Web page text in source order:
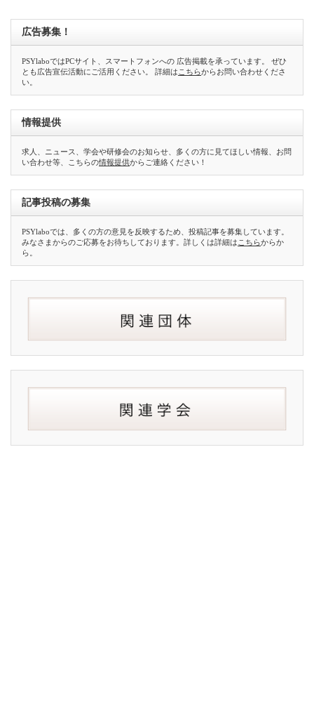
広告募集！
PSYlaboではPCサイト、スマートフォンへの 広告掲載を承っています。 ぜひ
とも広告宣伝活動にご活用ください。 詳細は こちらからお問い合わせくださ
い。
情報提供
求人、ニュース、学会や研修会のお知らせ、多くの方に見てほしい情報、お問
い合わせ等、こちらの情報提供からご連絡ください！
記事投稿の募集
PSYlaboでは、多くの方の意見を反映するため、投稿記事を募集しています。
みなさまからのご応募をお待ちしております。詳しくは詳細は こちらからか
ら。